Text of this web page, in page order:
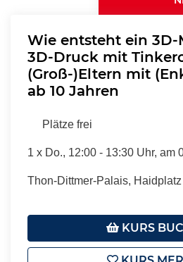
Wie entsteht ein 3D-
3D-Druck mit
(Groß-)Eltern mit
ab 10 Jahren
Plätze frei
1 x Do., 12:00 - 13:30 Uhr, am
Thon-Dittmer-Palais,
KURS